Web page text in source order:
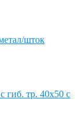
шток
тр. 40х50 с